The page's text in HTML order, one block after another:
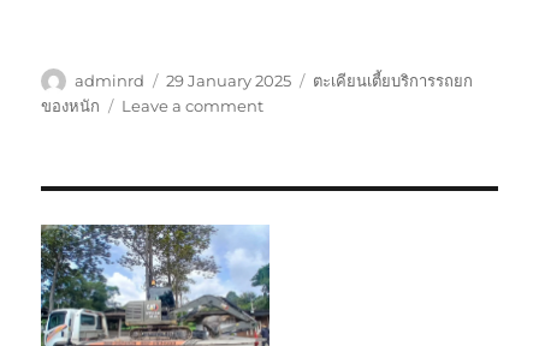
Author
adminrd
Posted
on
29 January 2025 Tags
ตะเคียนเตี้ยบริการรถยก
ของหนัก
Leave a commenton
ยก
ของ
หนัก
ราคา
ถูก